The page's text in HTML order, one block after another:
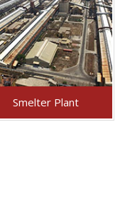
Smelter Plant